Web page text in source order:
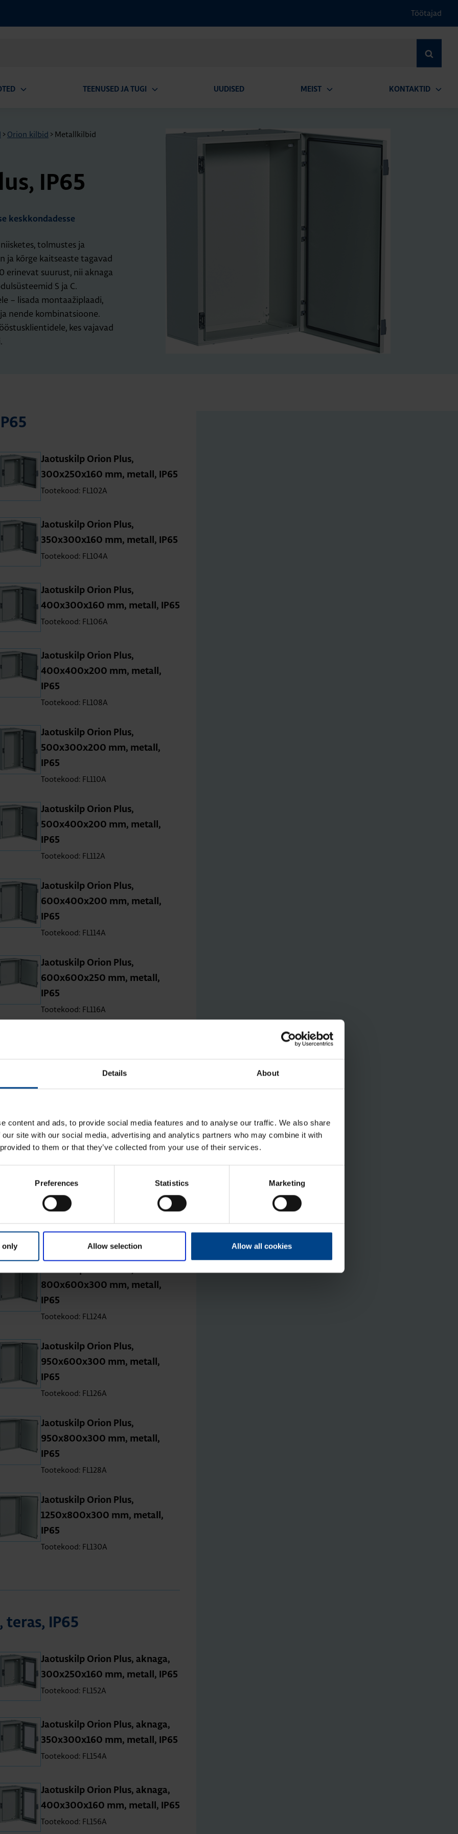
Details About
content and ads, to provide social media features and to analyse our traffic. We also share
site with our social media, advertising and analytics partners who may combine it with
to them or that they’ve collected from your use of their services.
Preferences Statistics Marketing
only Allow selection Allow all cookies
Töötajad
TEENUSED JA TUGI UUDISED MEIST KONTAKTID
> Orion kilbid > Metallkilbid
IP65
keskkondadesse
tolmustes ja
ja kõrge kaitseaste tagavad
erinevat suurust, nii aknaga
S ja C.
– lisada montaažiplaadi,
nende kombinatsioone.
kes vajavad
Jao­tus­kilp Orion Plus,
300x250x160 mm, metall, IP65
Tootekood: FL102A
Jao­tus­kilp Orion Plus,
350x300x160 mm, metall, IP65
Tootekood: FL104A
Jao­tus­kilp Orion Plus,
400x300x160 mm, metall, IP65
Tootekood: FL106A
Jao­tus­kilp Orion Plus,
400x400x200 mm, metall,
IP65
Tootekood: FL108A
Jao­tus­kilp Orion Plus,
500x300x200 mm, metall,
IP65
Tootekood: FL110A
Jao­tus­kilp Orion Plus,
500x400x200 mm, metall,
IP65
Tootekood: FL112A
Jao­tus­kilp Orion Plus,
600x400x200 mm, metall,
IP65
Tootekood: FL114A
Jao­tus­kilp Orion Plus,
600x600x250 mm, metall,
IP65
Tootekood: FL116A
Tootekood: FL118A
650x500x250 mm, metall, IP65
Tootekood: FL120A
Jao­tus­kilp Orion Plus,
800x500x250 mm, metall,
IP65
Jao­tus­kilp Orion Plus,
800x600x300 mm, metall,
IP65
Tootekood: FL124A
Jao­tus­kilp Orion Plus,
950x600x300 mm, metall,
IP65
Tootekood: FL126A
Jao­tus­kilp Orion Plus,
950x800x300 mm, metall,
IP65
Tootekood: FL128A
Jao­tus­kilp Orion Plus,
1250x800x300 mm, metall,
IP65
Tootekood: FL130A
teras, IP65
Jao­tus­kilp Orion Plus, aknaga,
300x250x160 mm, metall, IP65
Tootekood: FL152A
Jao­tus­kilp Orion Plus, aknaga,
350x300x160 mm, metall, IP65
Tootekood: FL154A
Jao­tus­kilp Orion Plus, aknaga,
400x300x160 mm, metall, IP65
Tootekood: FL156A